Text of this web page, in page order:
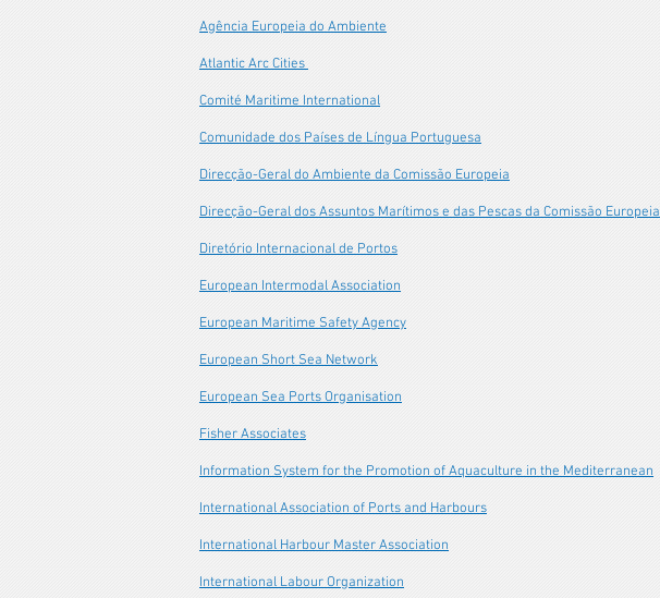
Agência Europeia do Ambiente
Atlantic Arc Cities
Comité Maritime International
Comunidade dos Países de Língua Portuguesa
Direcção-Geral do Ambiente da Comissão Europeia
Direcção-Geral dos Assuntos Marítimos e das Pescas da Comissão Europeia
Diretório Internacional de Portos
European Intermodal Association
European Maritime Safety Agency
European Short Sea Network
European Sea Ports Organisation
Fisher Associates
Information System for the Promotion of Aquaculture in the Mediterranean
International Association of Ports and Harbours
International Harbour Master Association
International Labour Organization